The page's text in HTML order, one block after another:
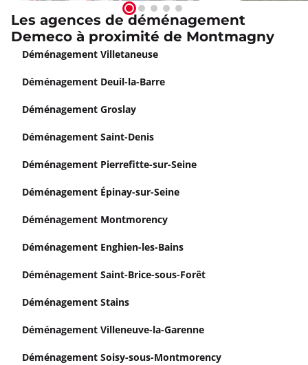
Les agences de déménagement
Demeco à proximité de Montmagny
Déménagement Villetaneuse
Déménagement Deuil-la-Barre
Déménagement Groslay
Déménagement Saint-Denis
Déménagement Pierrefitte-sur-Seine
Déménagement Épinay-sur-Seine
Déménagement Montmorency
Déménagement Enghien-les-Bains
Déménagement Saint-Brice-sous-Forêt
Déménagement Stains
Déménagement Villeneuve-la-Garenne
Déménagement Soisy-sous-Montmorency